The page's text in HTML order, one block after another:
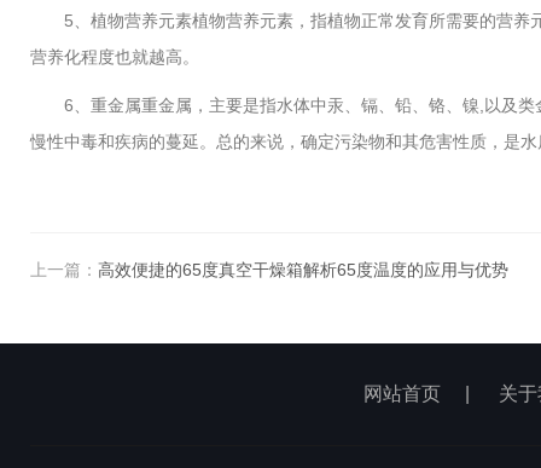
5、植物营养元素植物营养元素，指植物正常发育所需要的营
营养化程度也就越高。
6、重金属重金属，主要是指水体中汞、镉、铅、铬、镍,以及
慢性中毒和疾病的蔓延。总的来说，确定污染物和其危害性质，是
上一篇： 高效便捷的65度真空干燥箱解析65度温度的应用与优势
网站首页 关